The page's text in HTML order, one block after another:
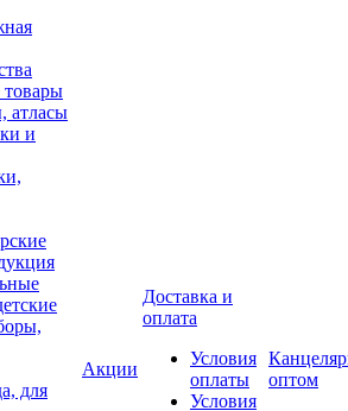
товары
атласы
и
для
Акции
Доставка и
оплата
Условия
оплаты
Условия
оптом